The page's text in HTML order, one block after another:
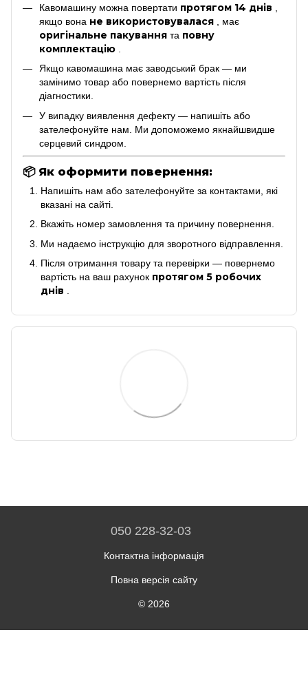
Кавомашину можна повертати протягом 14 днів
якщо вона не використовувалася , має
оригінальне пакування та повну
комплектацію
Якщо кавомашина має заводський брак — ми
замінимо товар або повернемо вартість після
діагностики.
У випадку виявлення дефекту — напишіть або
зателефонуйте нам. Ми допоможемо якнайшвидше
серцевий синдром.
📦Як оформити повернення:
Напишіть нам або зателефонуйте за контактами, які
вказані на сайті.
Вкажіть номер замовлення та причину повернення.
Ми надаємо інструкцію для зворотного відправлення.
Після отримання товару та перевірки — повернемо
вартість на ваш рахунок протягом 5 робочих
днів
050 228-32-03
Контактна інформація
Повна версія сайту
© 2026